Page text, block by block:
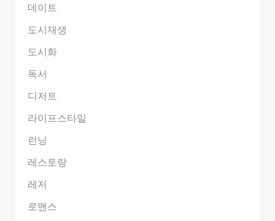
데이트
도시재생
도시화
독서
디저트
라이프스타일
런닝
레스토랑
레저
로맨스